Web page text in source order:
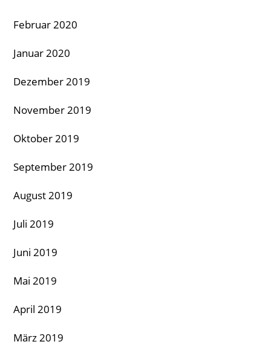
Februar 2020
Januar 2020
Dezember 2019
November 2019
Oktober 2019
September 2019
August 2019
Juli 2019
Juni 2019
Mai 2019
April 2019
März 2019